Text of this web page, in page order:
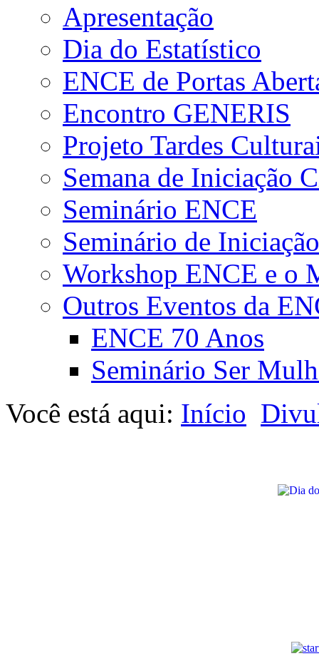
Apresentação
Dia do Estatístico
ENCE de Portas
Encontro GENERIS
Projeto Tardes
Semana de Iniciação
Seminário ENCE
Seminário de
Workshop ENCE e o
Outros Eventos da
ENCE 70 Anos
Seminário Ser
Você está aqui: Início